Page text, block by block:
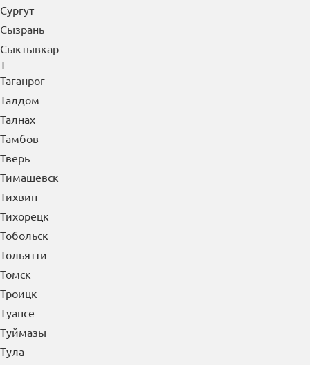
Ступино
Сургут
Сызрань
Сыктывкар
Т
Таганрог
Талдом
Талнах
Тамбов
Тверь
Тимашевск
Тихвин
Тихорецк
Тобольск
Тольятти
Томск
Троицк
Туапсе
Туймазы